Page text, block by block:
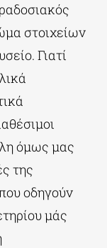
στοιχείων
Γιατί
όμως μας
της
οδηγούν
μάς